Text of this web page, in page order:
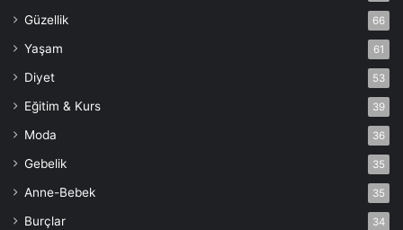
Güzellik 66
Yaşam 61
Diyet 53
Eğitim & Kurs 39
Moda 36
Gebelik 35
Anne-Bebek 35
Burçlar 34